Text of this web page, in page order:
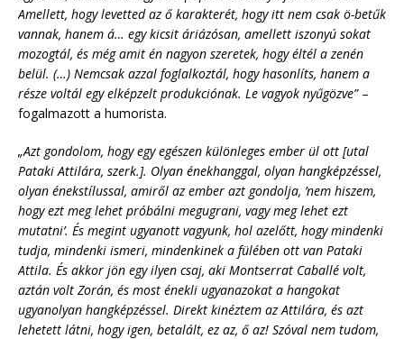
Amellett, hogy levetted az ő karakterét, hogy itt nem csak ö-betűk
vannak, hanem á… egy kicsit áriázósan, amellett iszonyú sokat
mozogtál, és még amit én nagyon szeretek, hogy éltél a zenén
belül. (…) Nemcsak azzal foglalkoztál, hogy hasonlíts, hanem a
része voltál egy elképzelt produkciónak. Le vagyok nyűgözve”–
fogalmazott a humorista.
„Azt gondolom, hogy egy egészen különleges ember ül ott [utal
Pataki Attilára, szerk.]. Olyan énekhanggal, olyan hangképzéssel,
olyan énekstílussal, amiről az ember azt gondolja, ’nem hiszem,
hogy ezt meg lehet próbálni megugrani, vagy meg lehet ezt
mutatni’. És megint ugyanott vagyunk, hol azelőtt, hogy mindenki
tudja, mindenki ismeri, mindenkinek a fülében ott van Pataki
Attila. És akkor jön egy ilyen csaj, aki Montserrat Caballé volt,
aztán volt Zorán, és most énekli ugyanazokat a hangokat
ugyanolyan hangképzéssel. Direkt kinéztem az Attilára, és azt
lehetett látni, hogy igen, betalált, ez az, ő az! Szóval nem tudom,